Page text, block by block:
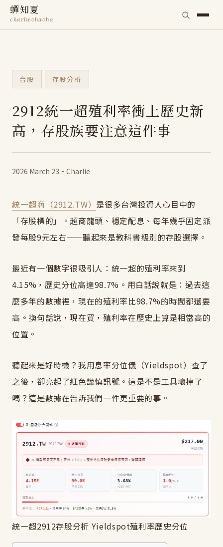
蟬知夏
charliechacha
台股 存股分析
2912統一超殖利率衝上歷史新
高，存股族要注意這件事
2026 March 23 · Charlie
統一超商（2912.TW） 是很多台灣投資人心目中的
「存股標的」。超商龍頭、穩定配息、每年幾乎固定派
發每股9元左右——聽起來是教科書級別的存股選擇。
最近有一個數字很吸引人：統一超的殖利率來到
4.15%，歷史分位高達98.7%。用白話說就是：過去這
麼多年的數據裡，現在的殖利率比98.7%的時間都還要
高。換句話說，現在買，殖利率在歷史上算是相當高的
位置。
聽起來是好時機？我用息率分位儀（Yieldspot）查了
之後，卻亮起了紅色謹慎訊號。這是不是工具壞掉了
嗎？這是數據在告訴我們一件更重要的事。
統一超2912存股分析 Yieldspot殖利率歷史分位